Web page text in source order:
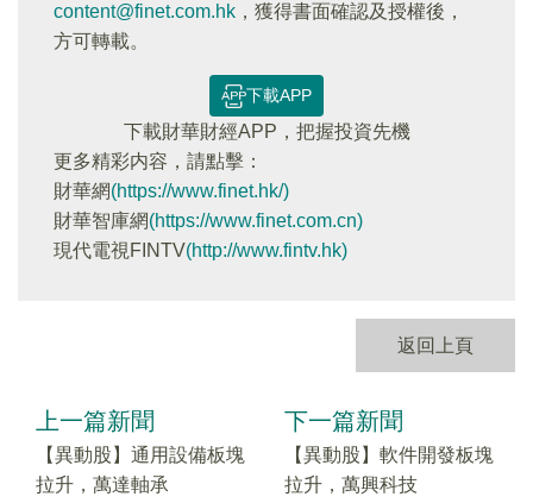
content@finet.com.hk ，獲得書面確認及授權後，
方可轉載。
下載APP
下載財華財經APP，把握投資先機
更多精彩内容，請點擊：
財華網(https://www.finet.hk/)
財華智庫網(https://www.finet.com.cn)
現代電視FINTV(http://www.fintv.hk)
返回上頁
上一篇新聞
【異動股】通用設備板塊
拉升，萬達軸承
下一篇新聞
【異動股】軟件開發板塊
拉升，萬興科技